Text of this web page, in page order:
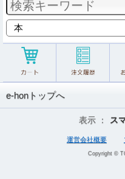
e-honトップへ
表示 ： ス
運営会社概要
Copyright ©